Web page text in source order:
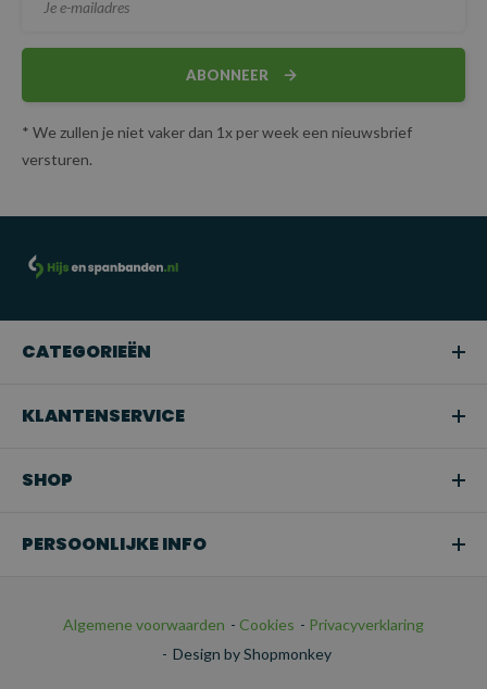
ABONNEER
* We zullen je niet vaker dan 1x per week een nieuwsbrief
versturen.
CATEGORIEËN
KLANTENSERVICE
SHOP
PERSOONLIJKE INFO
Algemene voorwaarden - Cookies - Privacyverklaring
- Design by Shopmonkey